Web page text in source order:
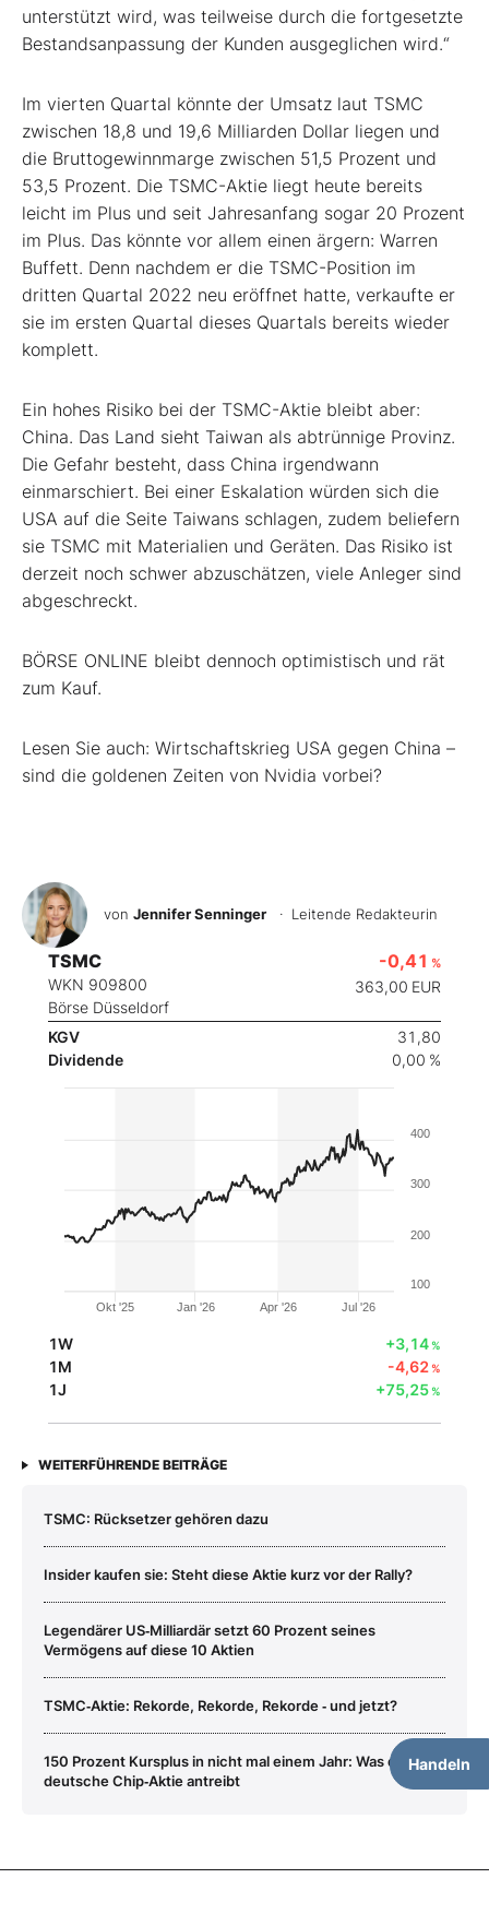
unterstützt wird, was teilweise durch die fortgesetzte
Bestandsanpassung der Kunden ausgeglichen wird.“
Im vierten Quartal könnte der Umsatz laut TSMC
zwischen 18,8 und 19,6 Milliarden Dollar liegen und
die Bruttogewinnmarge zwischen 51,5 Prozent und
53,5 Prozent. Die TSMC-Aktie liegt heute bereits
leicht im Plus und seit Jahresanfang sogar 20 Prozent
im Plus. Das könnte vor allem einen ärgern: Warren
Buffett. Denn nachdem er die TSMC-Position im
dritten Quartal 2022 neu eröffnet hatte, verkaufte er
sie im ersten Quartal dieses Quartals bereits wieder
komplett.
Ein hohes Risiko bei der TSMC-Aktie bleibt aber:
China. Das Land sieht Taiwan als abtrünnige Provinz.
Die Gefahr besteht, dass China irgendwann
einmarschiert. Bei einer Eskalation würden sich die
USA auf die Seite Taiwans schlagen, zudem beliefern
sie TSMC mit Materialien und Geräten. Das Risiko ist
derzeit noch schwer abzuschätzen, viele Anleger sind
abgeschreckt.
BÖRSE ONLINE bleibt dennoch optimistisch und rät
zum Kauf.
Lesen Sie auch: Wirtschaftskrieg USA gegen China –
sind die goldenen Zeiten von Nvidia vorbei?
von Jennifer Senninger · Leitende Redakteurin
TSMC
WKN 909800
Börse Düsseldorf
-0,41 %
363,00 EUR
KGV
31,80
Dividende
0,00 %
Handeln
Okt '25 Jan '26 Apr '26 Jul '26
100
200
300
400
1W +3,14%
1M -4,62%
1J +75,25%
WEITERFÜHRENDE BEITRÄGE
TSMC: Rücksetzer gehören dazu
Insider kaufen sie: Steht diese Aktie kurz vor der Rally?
Legendärer US‑Milliardär setzt 60 Prozent seines
Vermögens auf diese 10 Aktien
TSMC‑Aktie: Rekorde, Rekorde, Rekorde ‑ und jetzt?
150 Prozent Kursplus in nicht mal einem Jahr: Was diese
deutsche Chip‑Aktie antreibt